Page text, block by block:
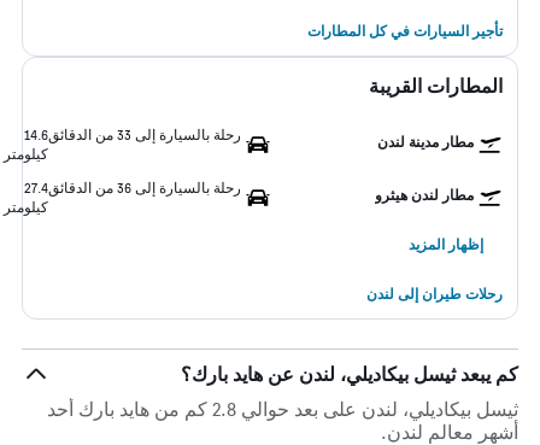
تأجير السيارات في كل المطارات
المطارات القريبة
مطار مدينة لندن رحلة بالسيارة إلى 33 من الدقائق
14.6
كيلومتر
مطار لندن هيثرو رحلة بالسيارة إلى 36 من الدقائق
27.4
كيلومتر
إظهار المزيد
رحلات طيران إلى لندن
كم يبعد ثيسل بيكاديلي، لندن عن هايد بارك؟
ثيسل بيكاديلي، لندن على بعد حوالي 2.8 كم من هايد بارك أحد
أشهر معالم لندن.